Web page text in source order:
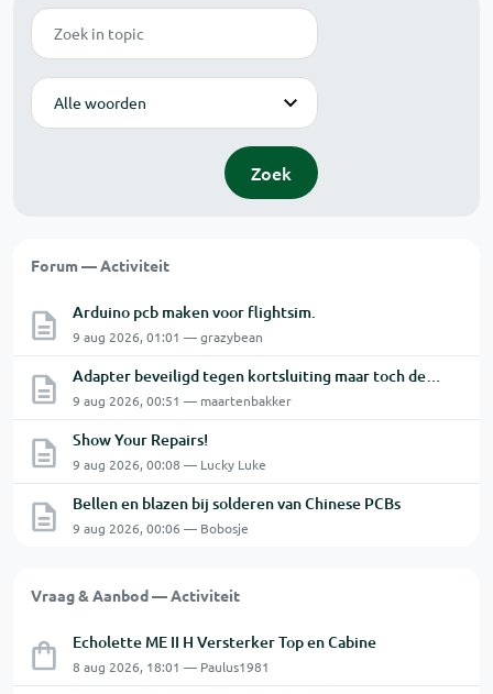
Zoek
Modus
Zoek
Forum — Activiteit
Arduino pcb maken voor flightsim.
9 aug 2026, 01:01 — grazybean
Adapter beveiligd tegen kortsluiting maar toch defect?
9 aug 2026, 00:51 — maartenbakker
Show Your Repairs!
9 aug 2026, 00:08 — Lucky Luke
Bellen en blazen bij solderen van Chinese PCBs
9 aug 2026, 00:06 — Bobosje
Vraag & Aanbod — Activiteit
Echolette ME II H Versterker Top en Cabine
8 aug 2026, 18:01 — Paulus1981